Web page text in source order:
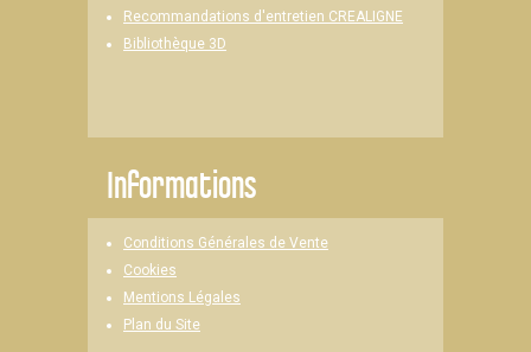
Recommandations d'entretien CREALIGNE
Bibliothèque 3D
Informations
Conditions Générales de Vente
Cookies
Mentions Légales
Plan du Site